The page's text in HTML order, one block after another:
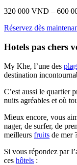
320 000 VND – 600
Réservez dès
Hotels pas chers
My Khe, l’une des
destination
C’est aussi le quartier
nuits agréables et où
Mieux encore, vous
nager, de surfer, de
meilleurs fruits de mer
Si vous répondez par
ces hôtels :